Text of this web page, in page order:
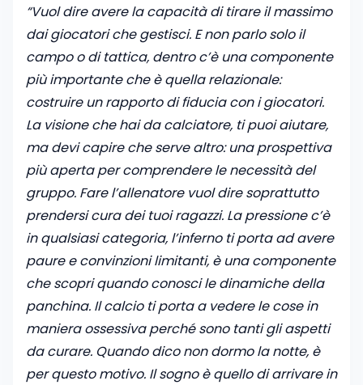
“Vuol dire avere la capacità di tirare il massimo
dai giocatori che gestisci. E non parlo solo il
campo o di tattica, dentro c’è una componente
più importante che è quella relazionale:
costruire un rapporto di fiducia con i giocatori.
La visione che hai da calciatore, ti puoi aiutare,
ma devi capire che serve altro: una prospettiva
più aperta per comprendere le necessità del
gruppo. Fare l’allenatore vuol dire soprattutto
prendersi cura dei tuoi ragazzi. La pressione c’è
in qualsiasi categoria, l’inferno ti porta ad avere
paure e convinzioni limitanti, è una componente
che scopri quando conosci le dinamiche della
panchina. Il calcio ti porta a vedere le cose in
maniera ossessiva perché sono tanti gli aspetti
da curare. Quando dico non dormo la notte, è
per questo motivo. Il sogno è quello di arrivare in